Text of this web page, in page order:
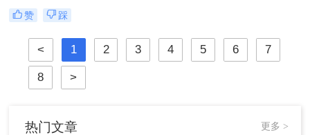
而，PDF文件体积过大时，会带来诸
多不便，例如传输速度慢、存储空间
占用多、邮件附件限制等。因此，掌
握压缩PDF文件的方法至关重要。那
么呢？本文将详细介绍多种常用且有
效的pdf压缩方法。通过遵循这些指
赞 踩
< 1 2 3 4 5 6 7
8 >
热门文章 更多 >